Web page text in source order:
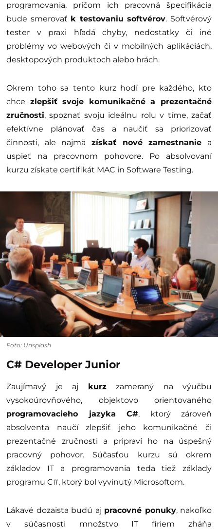
programovania, pričom ich pracovná špecifikácia
bude smerovať k testovaniu softvérov. Softvérový
tester v praxi hľadá chyby, nedostatky či iné
problémy vo webových či v mobilných aplikáciách,
desktopových produktoch alebo hrách.
Okrem toho sa tento kurz hodí pre každého, kto
chce zlepšiť svoje komunikačné a prezentačné
zručnosti, spoznať svoju ideálnu rolu v tíme, začať
efektívne plánovať čas a naučiť sa priorizovať
činnosti, ale najmä získať nové zamestnanie a
uspieť na pracovnom pohovore. Po absolvovaní
kurzu získate certifikát MAC in Software Testing.
Foto: Unsplash
C# Developer Junior
Zaujímavý je aj kurzzameraný na výučbu
vysokoúrovňového, objektovo orientovaného
programovacieho jazyka C#, ktorý zároveň
absolventa naučí zlepšiť jeho komunikačné či
prezentačné zručnosti a pripraví ho na úspešný
pracovný pohovor. Súčasťou kurzu sú okrem
základov IT a programovania teda tiež základy
programu C#, ktorý bol vyvinutý Microsoftom.
Lákavé dozaista budú aj pracovné ponuky, nakoľko
v súčasnosti množstvo IT firiem zháňa